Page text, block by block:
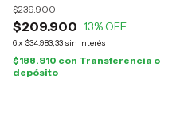
$209.900
$239.900
13% OFF
6x $34.983,33 sin interés
$188.910 con Transferencia o
depósito